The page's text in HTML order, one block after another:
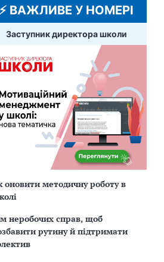
⚡️ ВАЖЛИВЕ У НОМЕРІ
Заступник директора школи
оновити методичну роботу в
неробочих справ, щоб
рутину й підтримати